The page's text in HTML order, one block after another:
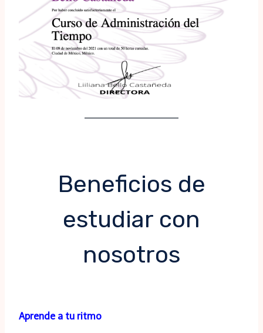
Beneficios de
estudiar con
nosotros
Aprende a tu ritmo